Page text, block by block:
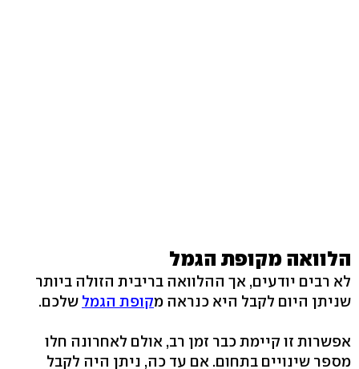
הלוואה מקופת הגמל
לא רבים יודעים, אך ההלוואה בריבית הזולה ביותר
שניתן היום לקבל היא כנראה מקופת הגמל שלכם.
אפשרות זו קיימת כבר זמן רב, אולם לאחרונה חלו
מספר שינויים בתחום. אם עד כה, ניתן היה לקבל